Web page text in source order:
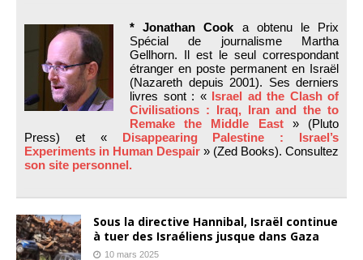
* Jonathan Cook a obtenu le Prix
Spécial de journalisme Martha
Gellhorn. Il est le seul correspondant
étranger en poste permanent en Israël
(Nazareth depuis 2001). Ses derniers
livres sont : « Israel ad the Clash of
Civilisations : Iraq, Iran and the to
Remake the Middle East» (Pluto
Press) et « Disappearing Palestine : Israel’s
Experiments in Human Despair » (Zed Books). Consultez
son site personnel.
Sous la directive Hannibal, Israël continue
à tuer des Israéliens jusque dans Gaza
10 mars 2025